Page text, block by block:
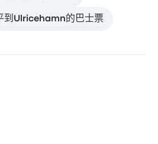
到Ulricehamn的巴士票